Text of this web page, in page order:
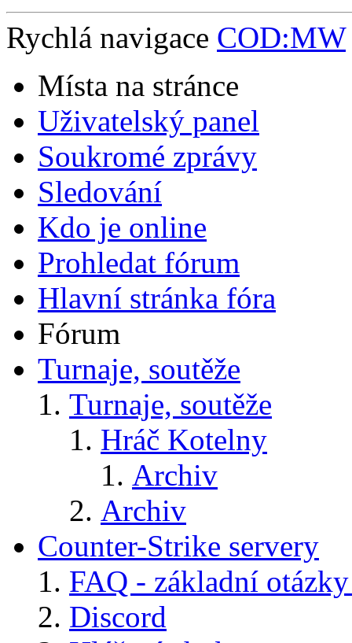
Rychlá navigace COD:MW
Místa na stránce
Uživatelský panel
Soukromé zprávy
Sledování
Kdo je online
Prohledat fórum
Hlavní stránka fóra
Fórum
Turnaje, soutěže
Turnaje, soutěže
Hráč Kotelny
Archiv
Archiv
Counter-Strike servery
FAQ - základní
Discord